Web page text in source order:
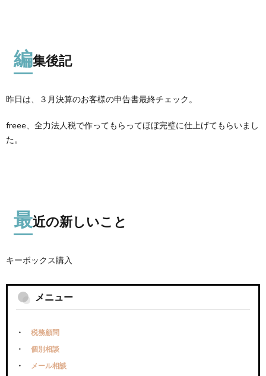
編集後記
昨日は、３月決算のお客様の申告書最終チェック。
freee、全力法人税で作ってもらってほぼ完璧に仕上げてもらいまし
た。
最近の新しいこと
キーボックス購入
メニュー
税務顧問
個別相談
メール相談